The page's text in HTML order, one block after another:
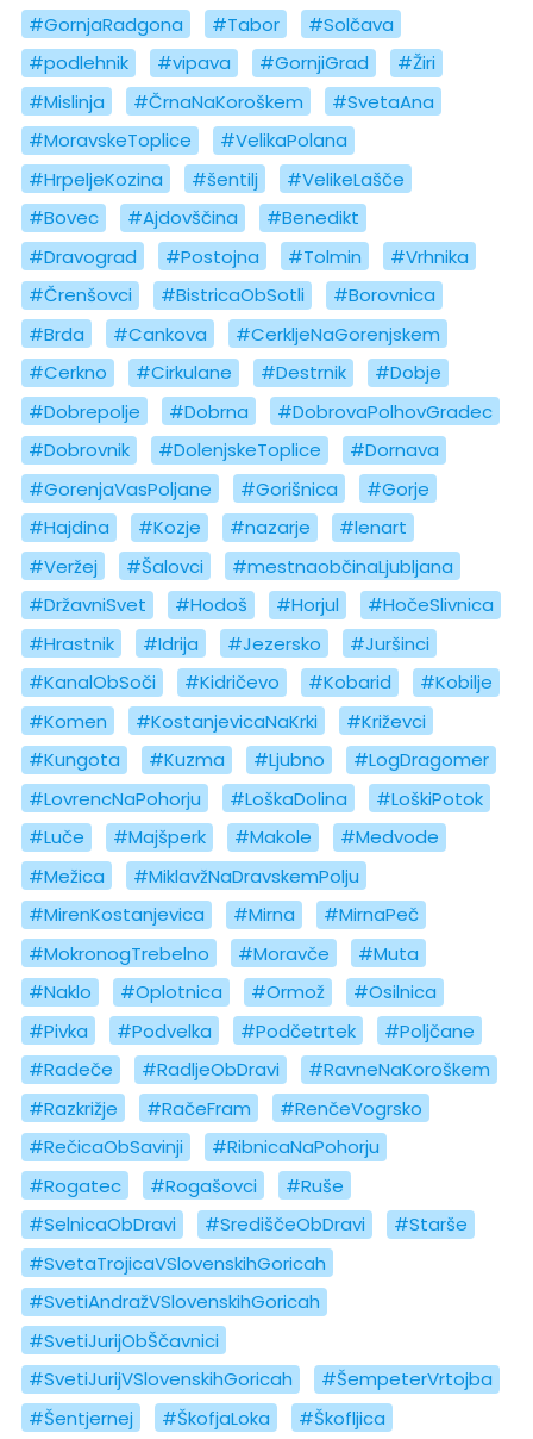
#GornjaRadgona
#Tabor
#Solčava
#podlehnik
#vipava #GornjiGrad
#Žiri
#Mislinja
#ČrnaNaKoroškem
#SvetaAna
#MoravskeToplice
#VelikaPolana
#HrpeljeKozina
#šentilj
#VelikeLašče
#Bovec
#Ajdovščina
#Benedikt
#Dravograd
#Postojna #Tolmin
#Vrhnika
#Črenšovci
#BistricaObSotli
#Borovnica
#Brda
#Cankova
#CerkljeNaGorenjskem
#Cerkno
#Cirkulane #Destrnik
#Dobje
#Dobrepolje
#Dobrna
#DobrovaPolhovGradec
#Dobrovnik
#DolenjskeToplice
#Dornava
#GorenjaVasPoljane
#Gorišnica
#Gorje
#Hajdina
#Kozje #nazarje
#lenart
#Veržej
#Šalovci
#mestnaobčinaLjubljana
#DržavniSvet
#Hodoš #Horjul
#HočeSlivnica
#Hrastnik
#Idrija #Jezersko
#Juršinci
#KanalObSoči
#Kidričevo #Kobarid
#Kobilje
#Komen
#KostanjevicaNaKrki
#Križevci
#Kungota
#Kuzma #Ljubno
#LogDragomer
#LovrencNaPohorju
#LoškaDolina
#LoškiPotok
#Luče
#Majšperk #Makole
#Medvode
#Mežica
#MiklavžNaDravskemPolju
#MirenKostanjevica
#Mirna
#MirnaPeč
#MokronogTrebelno
#Moravče
#Muta
#Naklo
#Oplotnica #Ormož
#Osilnica
#Pivka
#Podvelka #Podčetrtek
#Poljčane
#Radeče
#RadljeObDravi
#RavneNaKoroškem
#Razkrižje
#RačeFram
#RenčeVogrsko
#RečicaObSavinji
#RibnicaNaPohorju
#Rogatec
#Rogašovci
#Ruše
#SelnicaObDravi
#SrediščeObDravi
#Starše
#SvetaTrojicaVSlovenskihGoricah
#SvetiAndražVSlovenskihGoricah
#SvetiJurijObŠčavnici
#SvetiJurijVSlovenskihGoricah
#ŠempeterVrtojba
#Šentjernej
#ŠkofjaLoka #Škofljica